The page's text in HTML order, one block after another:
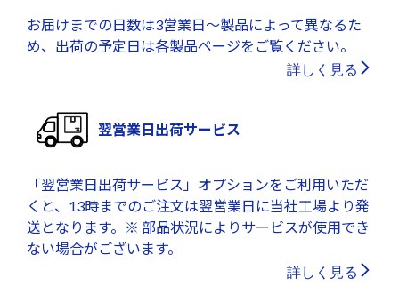
お届けまでの日数は3営業日～製品によって異なるた
め、出荷の予定日は各製品ページをご覧ください。
詳しく見る
翌営業日出荷サービス
「翌営業日出荷サービス」オプションをご利用いただ
くと、13時までのご注文は翌営業日に当社工場より発
送となります。※ 部品状況によりサービスが使用でき
ない場合がございます。
詳しく見る